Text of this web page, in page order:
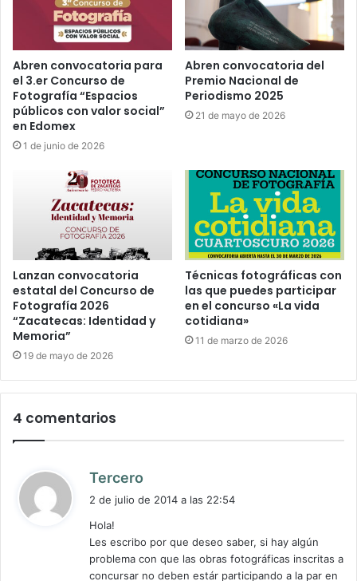
Abren convocatoria para
el 3.er Concurso de
Fotografía “Espacios
públicos con valor social”
en Edomex
1 de junio de 2026
Abren convocatoria del
Premio Nacional de
Periodismo 2025
21 de mayo de 2026
Lanzan convocatoria
estatal del Concurso de
Fotografía 2026
“Zacatecas: Identidad y
Memoria”
19 de mayo de 2026
Técnicas fotográficas con
las que puedes participar
en el concurso «La vida
cotidiana»
11 de marzo de 2026
4 comentarios
Tercero
:
2 de julio de 2014 a las 22:54
Hola!
Les escribo por que deseo saber, si hay algún
problema con que las obras fotográficas inscritas a
concursar no deben estár participando a la par en